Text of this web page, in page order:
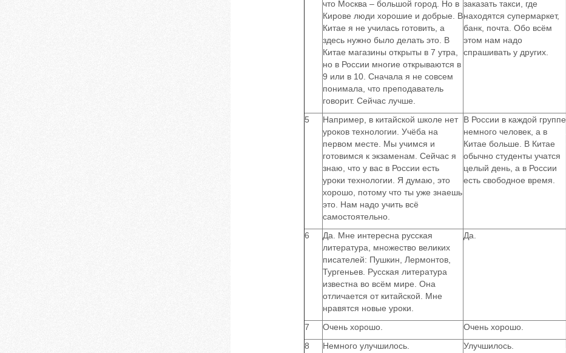
что Москва – большой город. Но в
Кирове люди хорошие и добрые. В
Китае я не училась готовить, а
здесь нужно было делать это. В
Китае магазины открыты в 7 утра,
но в России многие открываются в
9 или в 10. Сначала я не совсем
понимала, что преподаватель
говорит. Сейчас лучше.
заказать такси, где
находятся супермаркет,
банк, почта. Обо всём
этом нам надо
спрашивать у других.
5
Например, в китайской школе нет
уроков технологии. Учёба на
первом месте. Мы учимся и
готовимся к экзаменам. Сейчас я
знаю, что у вас в России есть
уроки технологии. Я думаю, это
хорошо, потому что ты уже знаешь
это. Нам надо учить всё
самостоятельно.
В России в каждой группе
немного человек, а в
Китае больше. В Китае
обычно студенты учатся
целый день, а в России
есть свободное время.
6
Да. Мне интересна русская
литература, множество великих
писателей: Пушкин, Лермонтов,
Тургеньев. Русская литература
известна во всём мире. Она
отличается от китайской. Мне
нравятся новые уроки.
Да.
7 Очень хорошо. Очень хорошо.
8
Немного улучшилось. Улучшилось.